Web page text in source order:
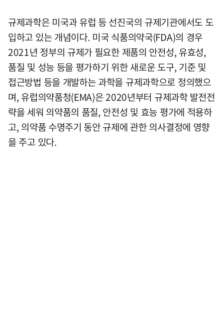
규제과학은 미국과 유럽 등 선진국의 규제기관에서도 도
입하고 있는 개념이다. 미국 식품의약국(FDA)의 경우
2021년 정부의 규제가 필요한 제품의 안전성, 유효성,
품질 및 성능 등을 평가하기 위한 새로운 도구, 기준 및
접근방법 등을 개발하는 과학을 규제과학으로 정의했으
며, 유럽의약품청(EMA)은 2020년부터 규제과학 발전전
략을 세워 의약품의 품질, 안전성 및 효능 평가에 적용하
고, 의약품 수명주기 동안 규제에 관한 의사결정에 영향
을 주고 있다.